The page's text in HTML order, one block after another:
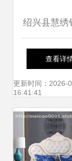
绍兴县慧绣
品——传承
编织的绸都
查看详
更新时间：2026-
16:41:41